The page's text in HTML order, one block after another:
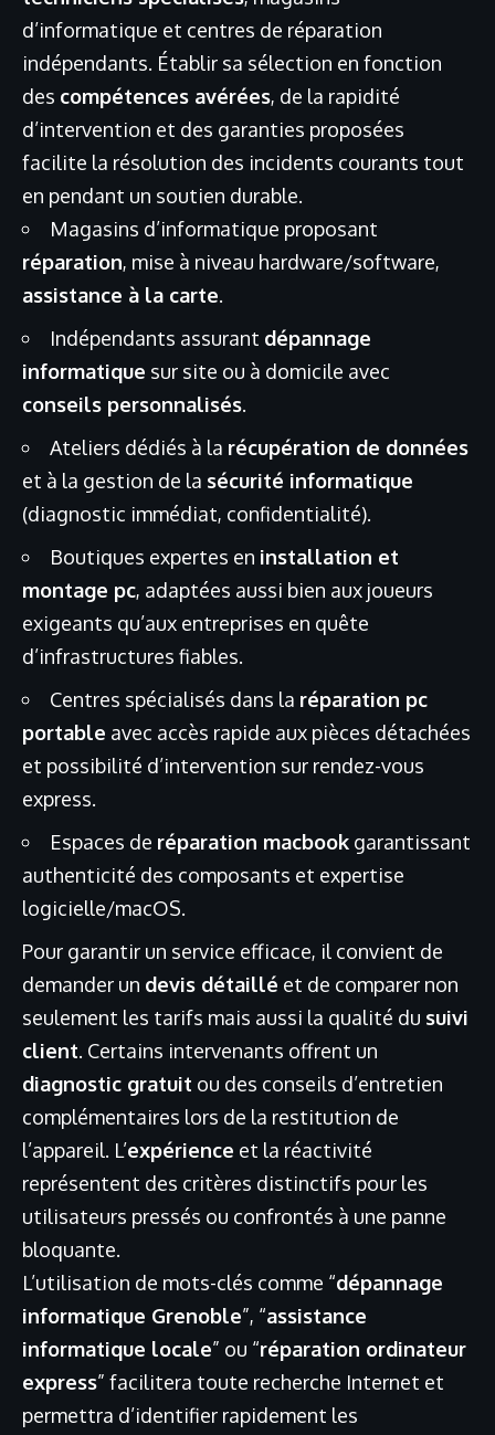
d’informatique et centres de réparation
indépendants. Établir sa sélection en fonction
des compétences avérées, de la rapidité
d’intervention et des garanties proposées
facilite la résolution des incidents courants tout
en pendant un soutien durable.
Magasins d’informatique proposant
réparation, mise à niveau hardware/software,
assistance à la carte.
Indépendants assurant dépannage
informatique sur site ou à domicile avec
conseils personnalisés.
Ateliers dédiés à la récupération de données
et à la gestion de la sécurité informatique
(diagnostic immédiat, confidentialité).
Boutiques expertes en installation et
montage pc, adaptées aussi bien aux joueurs
exigeants qu’aux entreprises en quête
d’infrastructures fiables.
Centres spécialisés dans la réparation pc
portable avec accès rapide aux pièces détachées
et possibilité d’intervention sur rendez-vous
express.
Espaces de réparation macbook garantissant
authenticité des composants et expertise
logicielle/macOS.
Pour garantir un service efficace, il convient de
demander un devis détaillé et de comparer non
seulement les tarifs mais aussi la qualité du suivi
client. Certains intervenants offrent un
diagnostic gratuit ou des conseils d’entretien
complémentaires lors de la restitution de
l’appareil. L’expérience et la réactivité
représentent des critères distinctifs pour les
utilisateurs pressés ou confrontés à une panne
bloquante.
L’utilisation de mots-clés comme “dépannage
informatique Grenoble”, “assistance
informatique locale” ou “réparation ordinateur
express” facilitera toute recherche Internet et
permettra d’identifier rapidement les